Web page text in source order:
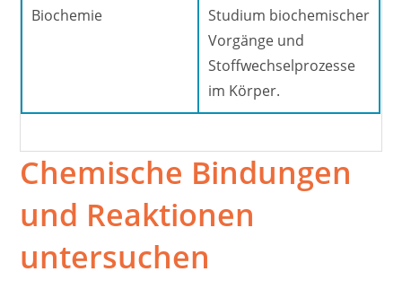
Biochemie
Studium biochemischer
Vorgänge und
Stoffwechselprozesse
im Körper.
Chemische Bindungen
und Reaktionen
untersuchen